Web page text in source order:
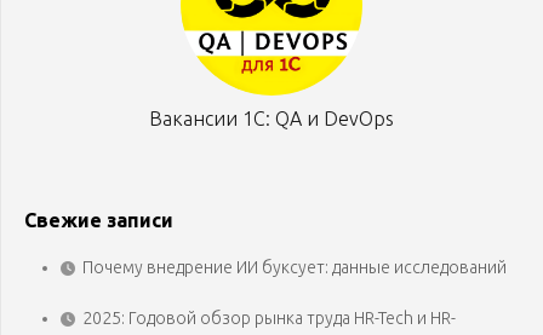
Вакансии 1С: QA и DevOps
Свежие записи
Почему внедрение ИИ буксует: данные исследований
2025: Годовой обзор рынка труда HR-Tech и HR-